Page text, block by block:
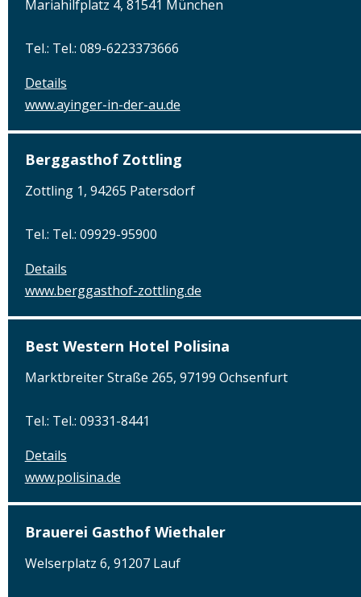
Mariahilfplatz 4, 81541 München
Tel.: Tel.: 089-6223373666
Details
www.ayinger-in-der-au.de
Berggasthof Zottling
Zottling 1, 94265 Patersdorf
Tel.: Tel.: 09929-95900
Details
www.berggasthof-zottling.de
Best Western Hotel Polisina
Marktbreiter Straße 265, 97199 Ochsenfurt
Tel.: Tel.: 09331-8441
Details
www.polisina.de
Brauerei Gasthof Wiethaler
Welserplatz 6, 91207 Lauf